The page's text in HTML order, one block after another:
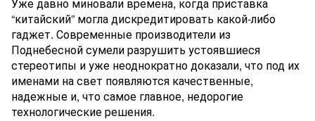
Уже давно миновали времена, когда приставка
“китайский” могла дискредитировать какой-либо
гаджет. Современные производители из
Поднебесной сумели разрушить устоявшиеся
стереотипы и уже неоднократно доказали, что под их
именами на свет появляются качественные,
надежные и, что самое главное, недорогие
технологические решения.